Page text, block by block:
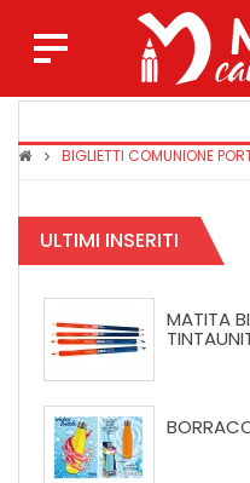
BIGLIETTI COMUNIONE
ULTIMI INSERITI
MATITA